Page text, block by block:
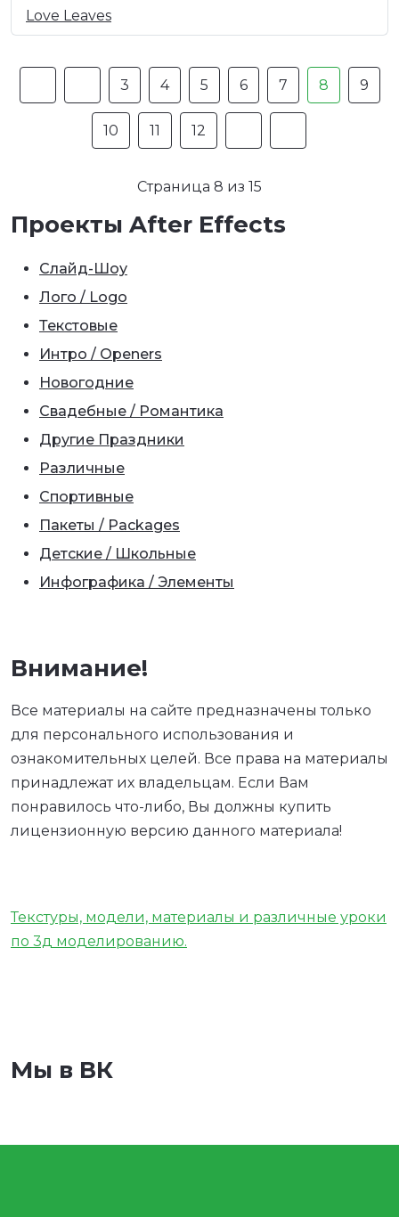
Love Leaves
3 4 5 6 7 8 9
10 11 12
Страница 8 из 15
Проекты After Effects
Слайд-Шоу
Лого / Logo
Текстовые
Интро / Openers
Новогодние
Свадебные / Романтика
Другие Праздники
Различные
Спортивные
Пакеты / Packages
Детские / Школьные
Инфографика / Элементы
Внимание!
Все материалы на сайте предназначены только
для персонального использования и
ознакомительных целей. Все права на материалы
принадлежат их владельцам. Если Вам
понравилось что-либо, Вы должны купить
лицензионную версию данного материала!
Текстуры, модели, материалы и различные уроки
по 3д моделированию.
Мы в ВК